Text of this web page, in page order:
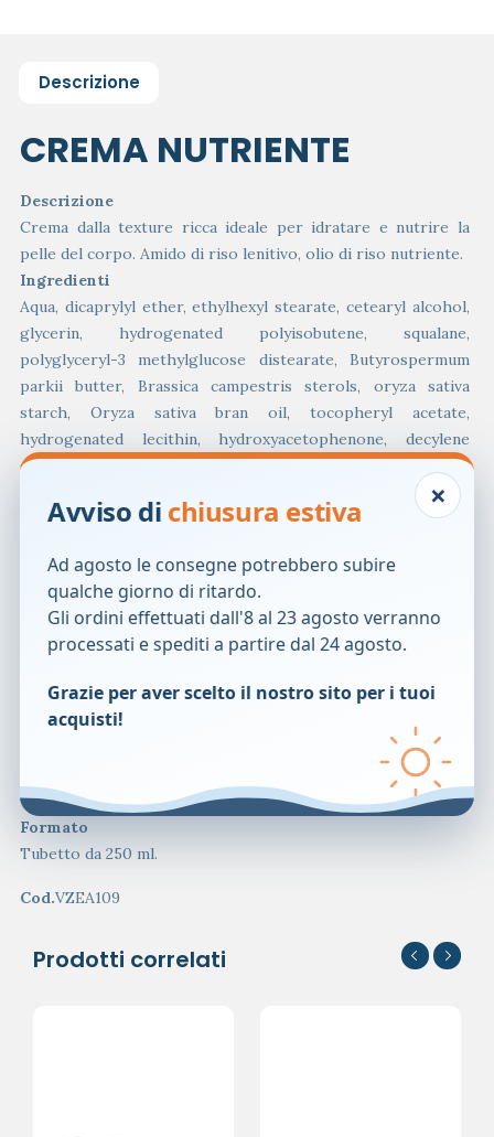
Descrizione
CREMA NUTRIENTE
Descrizione
Crema dalla texture ricca ideale per idratare e nutrire la
pelle del corpo. Amido di riso lenitivo, olio di riso nutriente.
Ingredienti
Aqua, dicaprylyl ether, ethylhexyl stearate, cetearyl alcohol,
glycerin, hydrogenated polyisobutene, squalane,
polyglyceryl-3 methylglucose distearate, Butyrospermum
parkii butter, Brassica campestris sterols, oryza sativa
starch, Oryza sativa bran oil, tocopheryl acetate,
hydrogenated lecithin, hydroxyacetophenone, decylene
glycol, pentaerythrityl tetra-di-t-butyl
hydroxyhydrocinnamate, lactic acid, parfum. Senza vaselina,
siliconi, parabeni, fenossietanolo.
Modalit&agrave; d&rsquo;uso
distribuire il prodotto sulla pelle del corpo massaggiando
con movimenti circolari fino a completo assorbimento.
Avvertenze
Evitare il contatto con gli occhi. Tenere fuori dalla portata
dei bambini. Uso esterno.
Validit&agrave; post-apertura: 6 mesi.
Formato
Tubetto da 250 ml.
Cod.VZEA109
Prodotti correlati
×
Avviso di chiusura estiva
Ad agosto le consegne potrebbero subire
qualche giorno di ritardo.
Gli ordini effettuati dall'8 al 23 agosto verranno
processati e spediti a partire dal 24 agosto.
Grazie per aver scelto il nostro sito per i tuoi
acquisti!